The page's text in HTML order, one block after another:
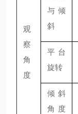
观
察
角
度
与倾
斜
平台
旋转
倾斜
角度